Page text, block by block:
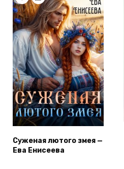
Суженая лютого змея —
Ева Енисеева